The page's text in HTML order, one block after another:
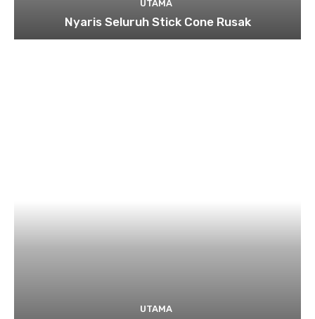
UTAMA
Nyaris Seluruh Stick Cone Rusak
UTAMA